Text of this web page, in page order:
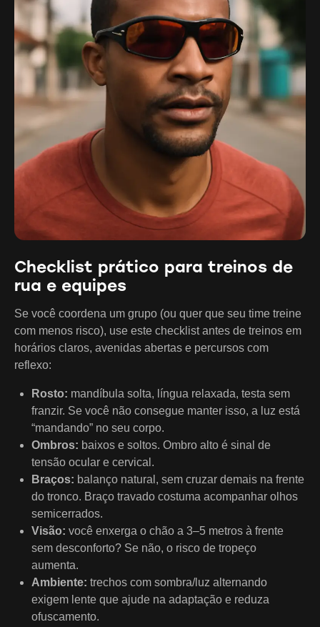
Checklist prático para treinos de
rua e equipes
Se você coordena um grupo (ou quer que seu time treine
com menos risco), use este checklist antes de treinos em
horários claros, avenidas abertas e percursos com
reflexo:
Rosto: mandíbula solta, língua relaxada, testa sem
franzir. Se você não consegue manter isso, a luz está
“mandando” no seu corpo.
Ombros: baixos e soltos. Ombro alto é sinal de
tensão ocular e cervical.
Braços: balanço natural, sem cruzar demais na frente
do tronco. Braço travado costuma acompanhar olhos
semicerrados.
Visão: você enxerga o chão a 3–5 metros à frente
sem desconforto? Se não, o risco de tropeço
aumenta.
Ambiente: trechos com sombra/luz alternando
exigem lente que ajude na adaptação e reduza
ofuscamento.